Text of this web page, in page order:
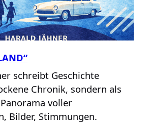
schreibt Geschichte
Chronik, sondern als
voller
Bilder, Stimmungen.